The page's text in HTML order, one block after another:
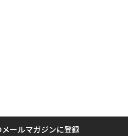
ールマガジンに登録